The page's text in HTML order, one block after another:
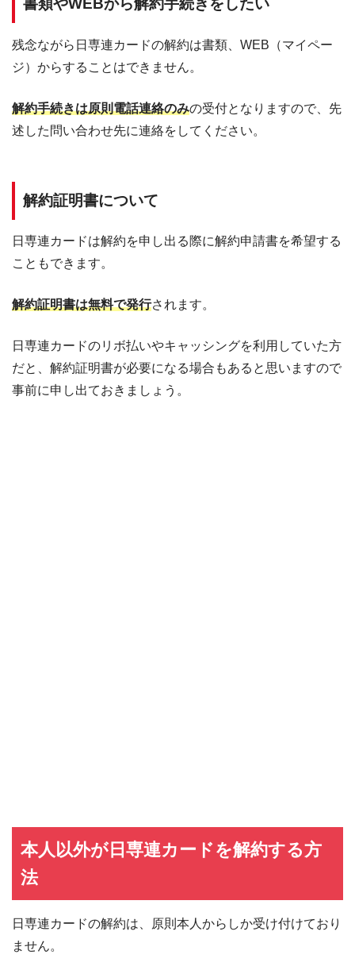
書類やWEBから解約手続きをしたい
残念ながら日専連カードの解約は書類、WEB（マイペー
ジ）からすることはできません。
解約手続きは原則電話連絡のみの受付となりますので、先
述した問い合わせ先に連絡をしてください。
解約証明書について
日専連カードは解約を申し出る際に解約申請書を希望する
こともできます。
解約証明書は無料で発行されます。
日専連カードのリボ払いやキャッシングを利用していた方
だと、解約証明書が必要になる場合もあると思いますので
事前に申し出ておきましょう。
本人以外が日専連カードを解約する方
法
日専連カードの解約は、原則本人からしか受け付けており
ません。